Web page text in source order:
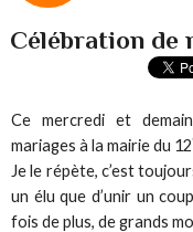
Célébration de
Ce mercredi et
mariages à la mairie du 12
Je le répète, c’est
un élu que d’unir un
fois de plus, de grands